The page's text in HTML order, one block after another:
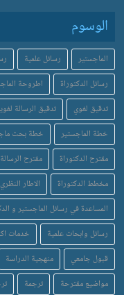
الوسوم
الماجستير رسائل علمية
رسائل الدكتوراة
اطروحة
تدقيق لغوي
تدقيق الرسالة
خطة الماجستير
خطة بحث
مقترح الدكتوراة
مقترح الرسالة
مخطط الدكتوراة
الاطار النظري
المساعدة في رسائل الماجستير و
رسائل وابحاث علمية
خدمات
قبول جامعي
منهجية الدراسة
مواضيع مقترحة
ترجمة